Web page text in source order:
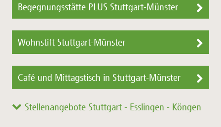
Begegnungsstätte PLUS Stuttgart-Münster
Wohnstift Stuttgart-Münster
Café und Mittagstisch in Stuttgart-Münster
Stellenangebote Stuttgart - Esslingen - Köngen